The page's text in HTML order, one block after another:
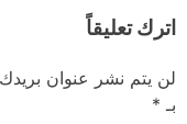
اترك تعليقاً
لن يتم نشر عنوان بريدك
بـ *